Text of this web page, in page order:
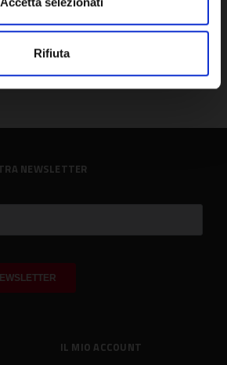
Rifiuta
IL MIO ACCOUNT
NEWSLETTER